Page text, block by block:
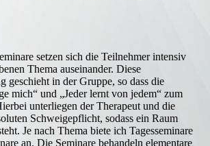
setzen sich die Teilnehmer intensiv
Thema auseinander. Diese
geschieht in der Gruppe, so dass die
mich“ und „Jeder lernt von jedem“ zum
unterliegen der Therapeut und die
Schweigepflicht, sodass ein Raum
Je nach Thema biete ich Tagesseminare
an. Die Seminare behandeln elementare